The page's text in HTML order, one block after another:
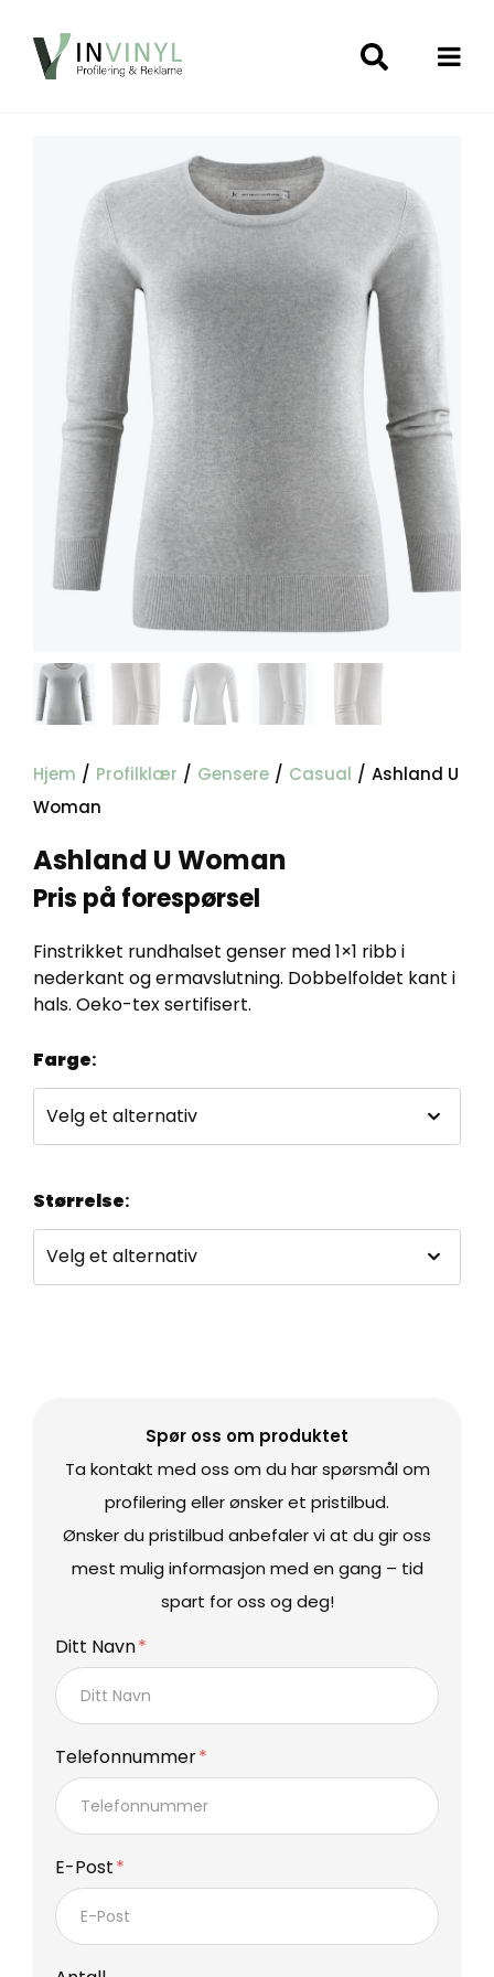
Hjem / Profilklær / Gensere / Casual / Ashland U
Woman
Ashland U Woman
Pris på forespørsel
Finstrikket rundhalset genser med 1×1 ribb i
nederkant og ermavslutning. Dobbelfoldet kant i
hals. Oeko-tex sertifisert.
Farge:
Størrelse:
Spør oss om produktet
Ta kontakt med oss om du har spørsmål om
profilering eller ønsker et pristilbud.
Ønsker du pristilbud anbefaler vi at du gir oss
mest mulig informasjon med en gang – tid
spart for oss og deg!
Ditt Navn
Telefonnummer
E-Post